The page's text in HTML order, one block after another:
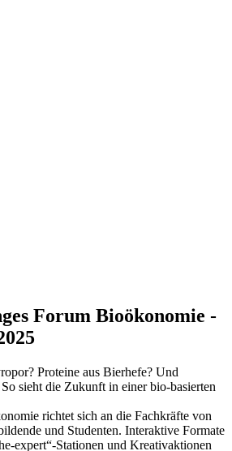
Forum Bioökonomie -
Proteine aus Bierhefe? Und
sieht die Zukunft in einer bio-basierten
richtet sich an die Fachkräfte von
und Studenten. Interaktive Formate
expert“-Stationen und Kreativaktionen